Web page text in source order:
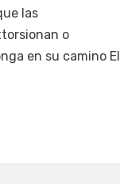
las
o
en su camino El